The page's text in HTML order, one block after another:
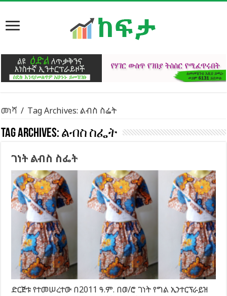
መነሻ / Tag Archives: ልብስ ስፌት
Tag Archives: ልብስ ስፌት
ገነት ልብስ ስፌት
ድርጅቱ የተመሠረተው በ2011 ዓ.ም. በወ/ሮ ገነት የግል ኢንተርፕራይዝ